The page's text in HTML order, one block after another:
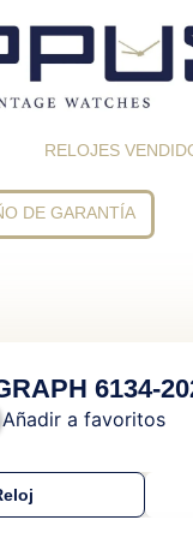
RELOJES
DE GARANTÍA
6134-
Añadir a favoritos